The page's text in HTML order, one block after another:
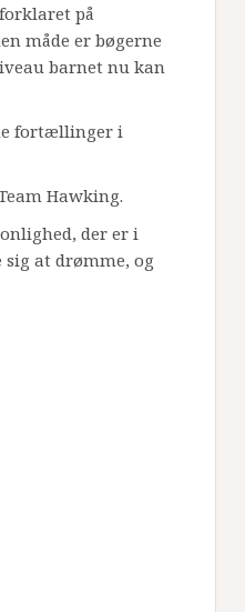
på
måde er bøgerne
barnet nu kan
fortællinger i
Hawking.
der er i
at drømme, og